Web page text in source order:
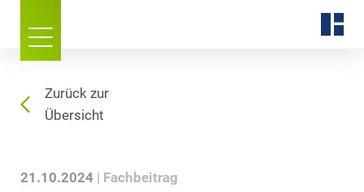
Zurück zur
Übersicht
21.10.2024 Fachbeitrag